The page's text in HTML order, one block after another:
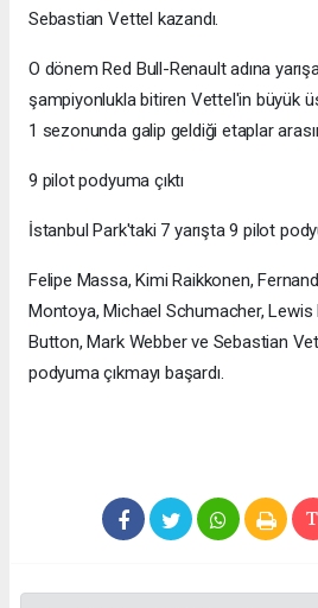
Sebastian Vettel kazandı.
O dönem Red Bull-Renault adına
şampiyonlukla bitiren Vettel'in büyük
1 sezonunda galip geldiği etaplar
9 pilot podyuma çıktı
İstanbul Park'taki 7 yarışta 9 pilot
Felipe Massa, Kimi Raikkonen,
Montoya, Michael Schumacher,
Button, Mark Webber ve Sebastian
podyuma çıkmayı başardı.